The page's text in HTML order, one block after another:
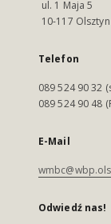
ul. 1 Maja 5
10-117 Olsztyn
Telefon
089 524 90 32
089 524 90 48
E-Mail
Odwiedź nas!